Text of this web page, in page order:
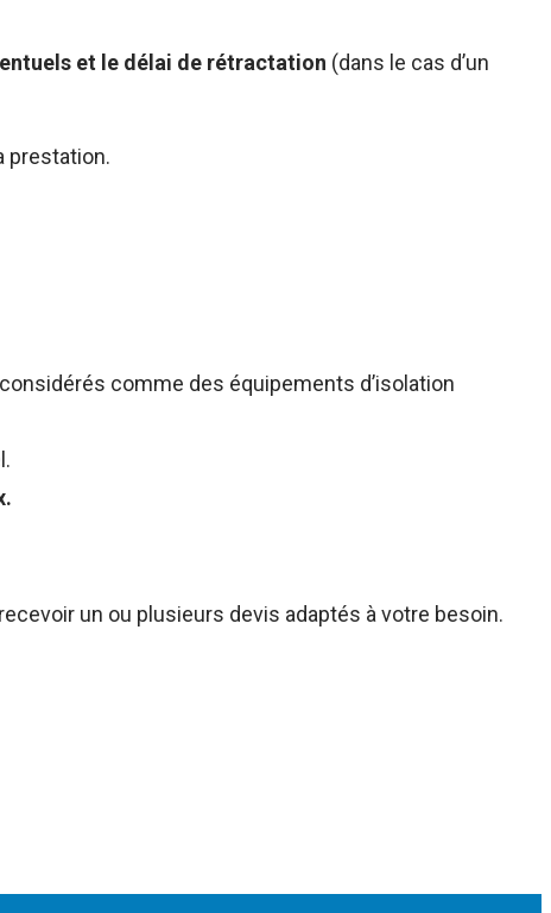
et le délai de rétractation (dans le cas d’un
prestation.
comme des équipements d’isolation
un ou plusieurs devis adaptés à votre besoin.